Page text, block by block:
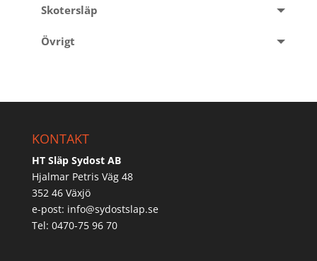
Skotersläp
Övrigt
KONTAKT
HT Släp Sydost AB
Hjalmar Petris Väg 48
352 46 Växjö
e-post: info@sydostslap.se
Tel: 0470-75 96 70